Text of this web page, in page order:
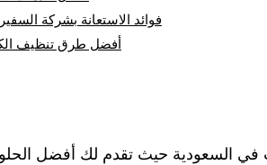
فوائد الاستعانة بشركة
أفضل طرق تنظيف
السعودية حيث تقدم لك أفضل